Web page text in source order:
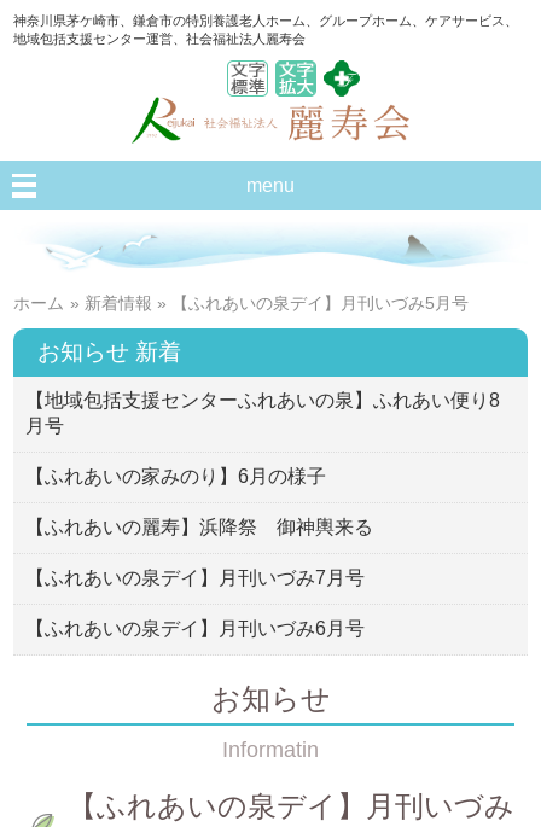
神奈川県茅ケ崎市、鎌倉市の特別養護老人ホーム、グループホーム、ケアサービス、
地域包括支援センター運営、社会福祉法人麗寿会
menu
ホーム » 新着情報 » 【ふれあいの泉デイ】月刊いづみ5月号
お知らせ 新着
【地域包括支援センターふれあいの泉】ふれあい便り8
月号
【ふれあいの家みのり】6月の様子
【ふれあいの麗寿】浜降祭 御神輿来る
【ふれあいの泉デイ】月刊いづみ7月号
【ふれあいの泉デイ】月刊いづみ6月号
お知らせ
Informatin
【ふれあいの泉デイ】月刊いづみ